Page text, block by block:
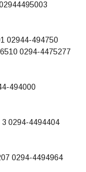
02944-494750
0294-4475277
494000
3 0294-4494404
0294-4494964